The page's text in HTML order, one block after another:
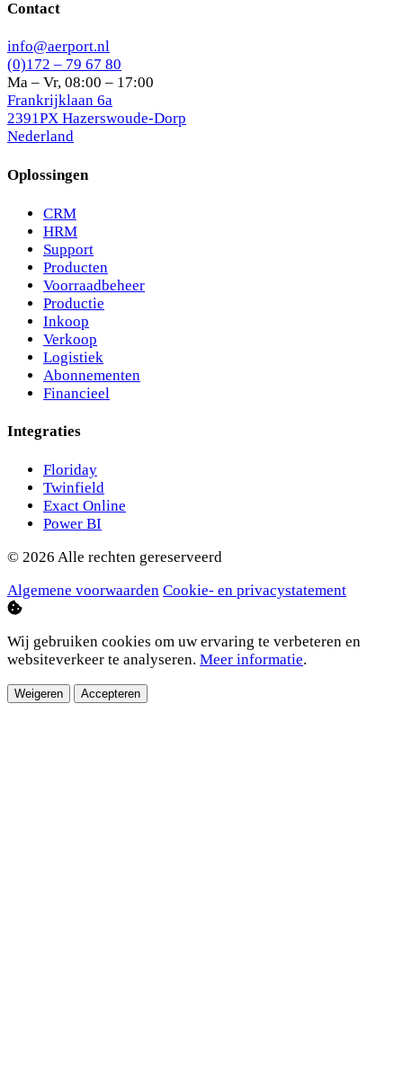
Contact
info@aerport.nl
(0)172 – 79 67 80
Ma – Vr, 08:00 – 17:00
Frankrijklaan 6a
2391PX Hazerswoude-Dorp
Nederland
Oplossingen
CRM
HRM
Support
Producten
Voorraadbeheer
Productie
Inkoop
Verkoop
Logistiek
Abonnementen
Financieel
Integraties
Floriday
Twinfield
Exact Online
Power BI
© 2026 Alle rechten gereserveerd
Algemene voorwaarden Cookie- en privacystatement
Wij gebruiken cookies om uw ervaring te verbeteren en
websiteverkeer te analyseren. Meer informatie.
Weigeren Accepteren